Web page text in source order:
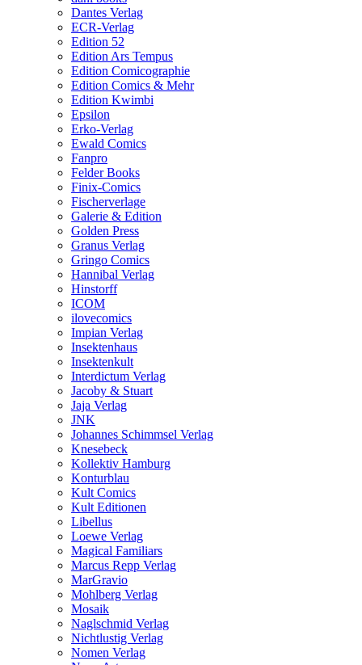
Dantes Verlag
ECR-Verlag
Edition 52
Edition Ars Tempus
Edition Comicographie
Edition Comics & Mehr
Edition Kwimbi
Epsilon
Erko-Verlag
Ewald Comics
Fanpro
Felder Books
Finix-Comics
Fischerverlage
Galerie & Edition
Golden Press
Granus Verlag
Gringo Comics
Hannibal Verlag
Hinstorff
ICOM
ilovecomics
Impian Verlag
Insektenhaus
Insektenkult
Interdictum Verlag
Jacoby & Stuart
Jaja Verlag
JNK
Johannes Schimmsel Verlag
Knesebeck
Kollektiv Hamburg
Konturblau
Kult Comics
Kult Editionen
Libellus
Loewe Verlag
Magical Familiars
Marcus Repp Verlag
MarGravio
Mohlberg Verlag
Mosaik
Naglschmid Verlag
Nichtlustig Verlag
Nomen Verlag